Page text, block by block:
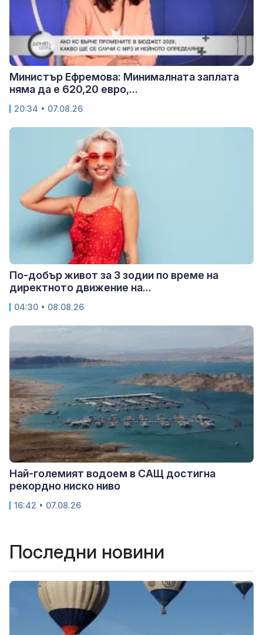
Министър Ефремова: Минималната заплата
няма да е 620,20 евро,...
20:34 • 07.08.26
По-добър живот за 3 зодии по време на
директното движение на...
04:30 • 08.08.26
Най-големият водоем в САЩ достигна
рекордно ниско ниво
16:42 • 07.08.26
Последни новини